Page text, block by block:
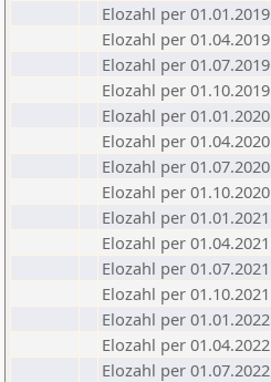
Elozahl per 01.01.2019
Elozahl per 01.04.2019
Elozahl per 01.07.2019
Elozahl per 01.10.2019
Elozahl per 01.01.2020
Elozahl per 01.04.2020
Elozahl per 01.07.2020
Elozahl per 01.10.2020
Elozahl per 01.01.2021
Elozahl per 01.04.2021
Elozahl per 01.07.2021
Elozahl per 01.10.2021
Elozahl per 01.01.2022
Elozahl per 01.04.2022
Elozahl per 01.07.2022